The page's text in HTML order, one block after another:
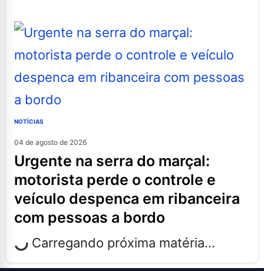
NOTÍCIAS
04 de agosto de 2026
urgente na serra do marçal:
motorista perde o controle e
veículo despenca em ribanceira
com pessoas a bordo
Carregando próxima matéria...